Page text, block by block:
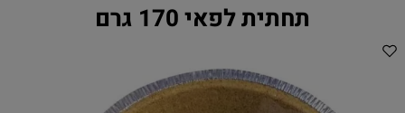
תחתית לפאי 170 גרם